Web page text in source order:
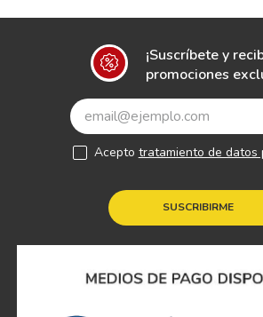
¡Suscríbete y
promociones
SUSCRIBIRME
Acepto tratamiento de datos